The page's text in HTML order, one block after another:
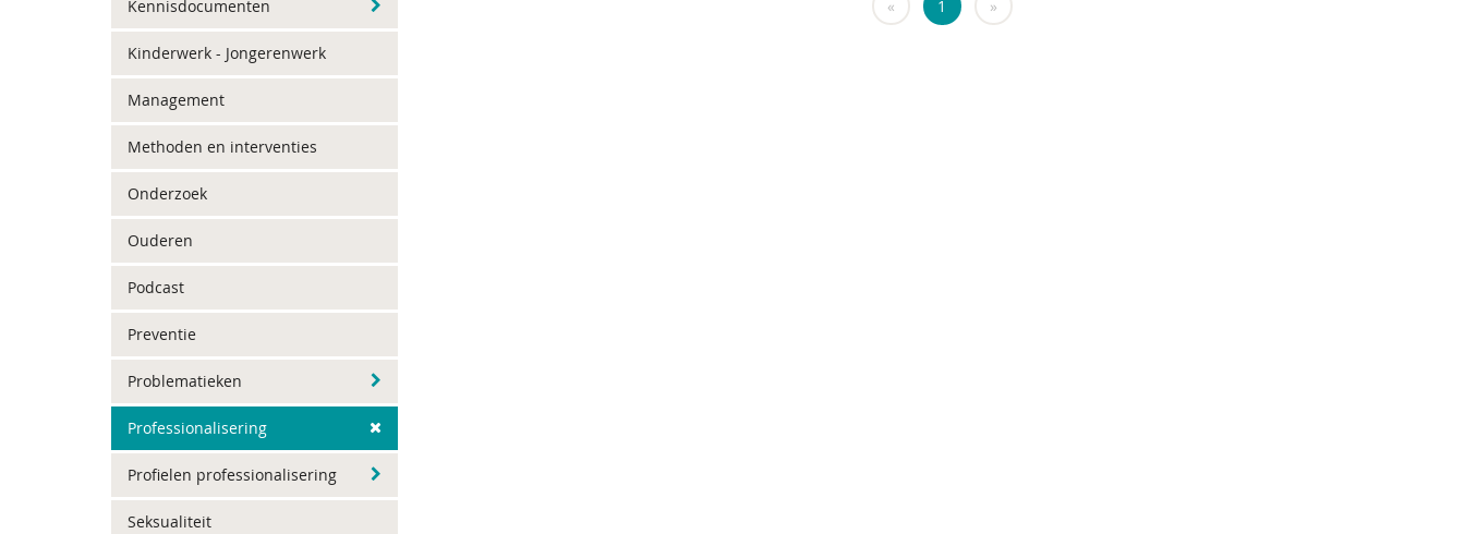
Kennisdocumenten
Kinderwerk - Jongerenwerk
Management
Methoden en interventies
Onderzoek
Ouderen
Podcast
Preventie
Problematieken
Professionalisering
Profielen professionalisering
Seksualiteit
« 1 »